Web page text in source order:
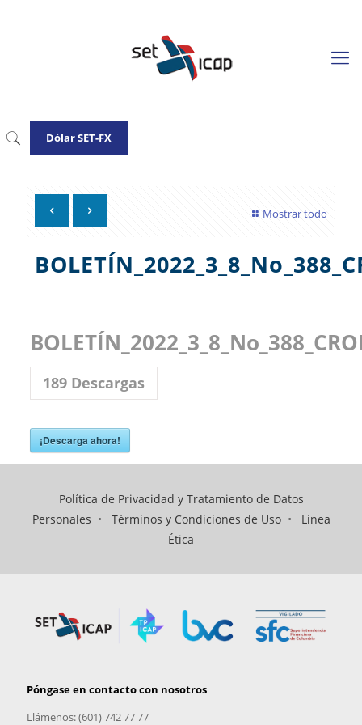
Dólar SET-FX
Mostrar todo
189Descargas
¡Descarga ahora!
Política de Privacidad y Tratamiento de Datos
Personales • Términos y Condiciones de Uso• Línea
Ética
Póngase en contacto con nosotros
Llámenos: (601) 742 77 77